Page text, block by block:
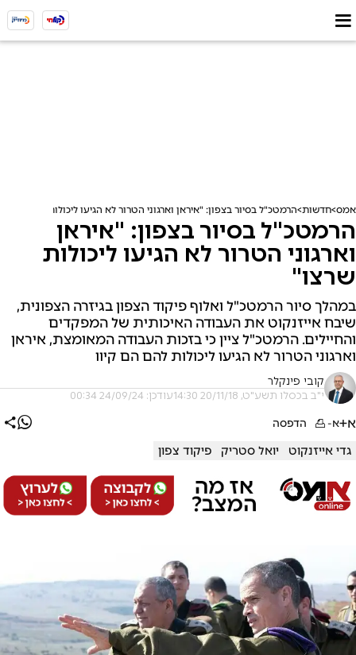
אמס חדשות הרמטכ"ל בסיור בצפון: "איראן וארגוני הטרור לא הגיעו ליכולות שרצו"
הרמטכ"ל בסיור בצפון: "איראן
וארגוני הטרור לא הגיעו ליכולות
שרצו"
במהלך סיור הרמטכ"ל ואלוף פיקוד הצפון בגיזרה הצפונית,
שיבח אייזנקוט את העבודה האיכותית של המפקדים
והחיילים. הרמטכ"ל ציין כי בזכות העבודה המאומצת, איראן
וארגוני הטרור לא הגיעו ליכולות להם הם קיוו
קובי פינקלר
י"ב בכסלו תשע"ט, 20/11/18 14:30 עודכן: 24/09/24 00:34
א+א- הדפסה
גדי אייזנקוט יואל סטריק פיקוד צפון